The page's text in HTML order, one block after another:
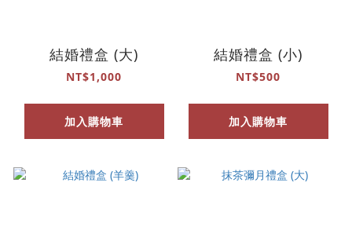
結婚禮盒 (大)
NT$1,000
加入購物車
結婚禮盒 (小)
NT$500
加入購物車